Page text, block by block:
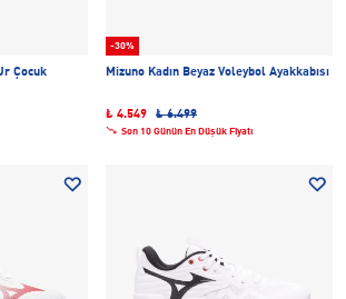
Çocuk
-30%
Mizuno Kadın Beyaz Voleybol Ayakkabısı
₺ 4.549 ₺ 6.499
Son 10 Günün En Düşük Fiyatı